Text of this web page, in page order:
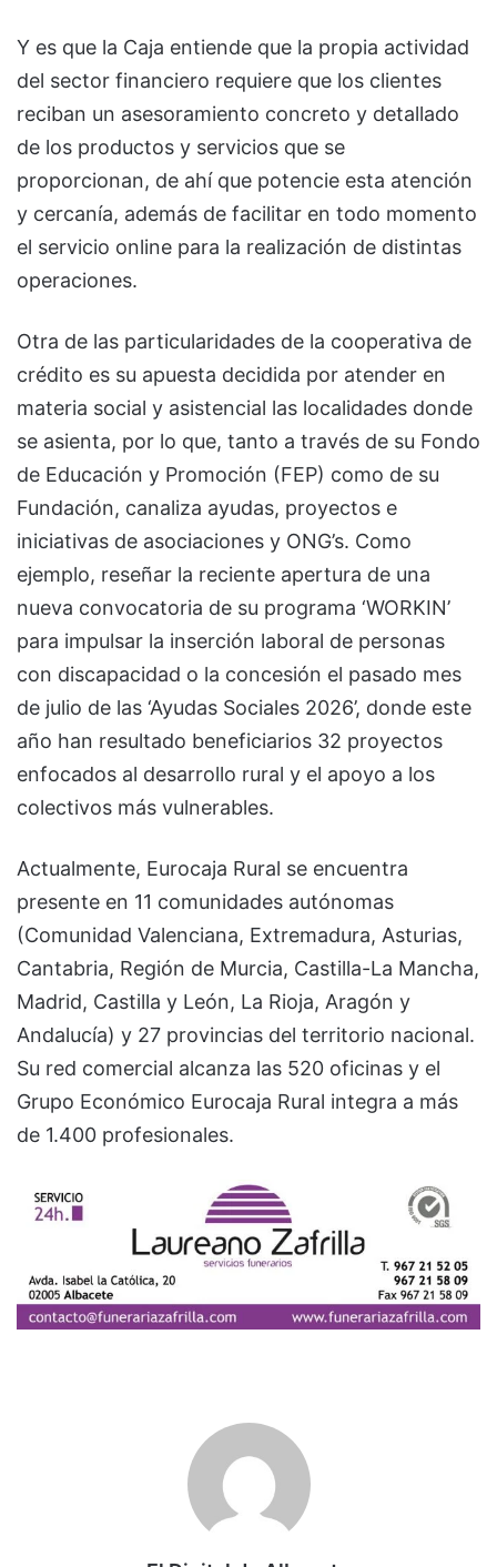
Y es que la Caja entiende que la propia actividad
del sector financiero requiere que los clientes
reciban un asesoramiento concreto y detallado
de los productos y servicios que se
proporcionan, de ahí que potencie esta atención
y cercanía, además de facilitar en todo momento
el servicio online para la realización de distintas
operaciones.
Otra de las particularidades de la cooperativa de
crédito es su apuesta decidida por atender en
materia social y asistencial las localidades donde
se asienta, por lo que, tanto a través de su Fondo
de Educación y Promoción (FEP) como de su
Fundación, canaliza ayudas, proyectos e
iniciativas de asociaciones y ONG’s. Como
ejemplo, reseñar la reciente apertura de una
nueva convocatoria de su programa ‘WORKIN’
para impulsar la inserción laboral de personas
con discapacidad o la concesión el pasado mes
de julio de las ‘Ayudas Sociales 2026’, donde este
año han resultado beneficiarios 32 proyectos
enfocados al desarrollo rural y el apoyo a los
colectivos más vulnerables.
Actualmente, Eurocaja Rural se encuentra
presente en 11 comunidades autónomas
(Comunidad Valenciana, Extremadura, Asturias,
Cantabria, Región de Murcia, Castilla-La Mancha,
Madrid, Castilla y León, La Rioja, Aragón y
Andalucía) y 27 provincias del territorio nacional.
Su red comercial alcanza las 520 oficinas y el
Grupo Económico Eurocaja Rural integra a más
de 1.400 profesionales.